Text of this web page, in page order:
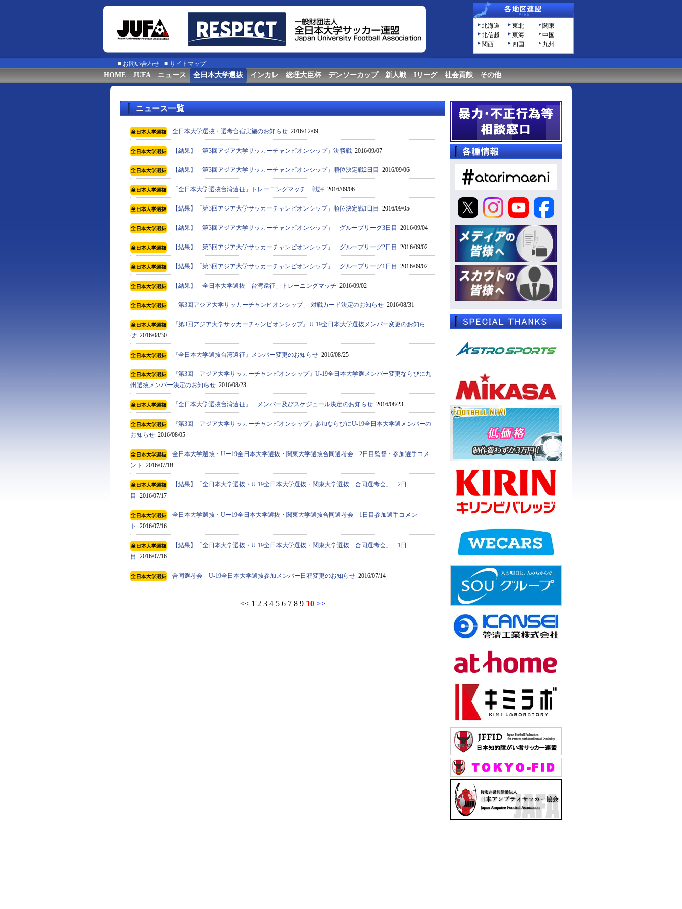
北海道 東北
関東
北信越
東海
中国
関西
四国 九州
■ お問い合わせ ■ サイトマップ
HOME JUFA ニュース 全日本大学選抜 インカレ 総理大臣杯 デンソーカップ 新人戦 Iリーグ 社会貢献 その他
ニュース一覧
全日本大学選抜・選考合宿実施のお知らせ 2016/12/09
【結果】「第3回アジア大学サッカーチャンピオンシップ」決勝戦 2016/09/07
【結果】「第3回アジア大学サッカーチャンピオンシップ」順位決定戦2日目 2016/09/06
「全日本大学選抜台湾遠征」トレーニングマッチ 戦評 2016/09/06
【結果】「第3回アジア大学サッカーチャンピオンシップ」順位決定戦1日目 2016/09/05
【結果】「第3回アジア大学サッカーチャンピオンシップ」 グループリーグ3日目 2016/09/04
【結果】「第3回アジア大学サッカーチャンピオンシップ」 グループリーグ2日目 2016/09/02
【結果】「第3回アジア大学サッカーチャンピオンシップ」 グループリーグ1日目 2016/09/02
【結果】「全日本大学選抜 台湾遠征」トレーニングマッチ 2016/09/02
「第3回アジア大学サッカーチャンピオンシップ」 対戦カード決定のお知らせ 2016/08/31
『第3回アジア大学サッカーチャンピオンシップ』U-19全日本大学選抜メンバー変更のお知ら
せ 2016/08/30
『全日本大学選抜台湾遠征』メンバー変更のお知らせ 2016/08/25
『第3回 アジア大学サッカーチャンピオンシップ』U-19全日本大学選メンバー変更ならびに九
州選抜メンバー決定のお知らせ 2016/08/23
『全日本大学選抜台湾遠征』 メンバー及びスケジュール決定のお知らせ 2016/08/23
『第3回 アジア大学サッカーチャンピオンシップ』参加ならびにU-19全日本大学選メンバーの
お知らせ 2016/08/05
全日本大学選抜・Uー19全日本大学選抜・関東大学選抜合同選考会 2日目監督・参加選手コメ
ント
2016/07/18
【結果】「全日本大学選抜・U-19全日本大学選抜・関東大学選抜 合同選考会」 2日
目
2016/07/17
全日本大学選抜・Uー19全日本大学選抜・関東大学選抜合同選考会 1日目参加選手コメン
ト
2016/07/16
【結果】「全日本大学選抜・U-19全日本大学選抜・関東大学選抜 合同選考会」 1日
目
2016/07/16
合同選考会 U-19全日本大学選抜参加メンバー日程変更のお知らせ 2016/07/14
<< 1 2 3 4 5 6 7 8 9 10 >>